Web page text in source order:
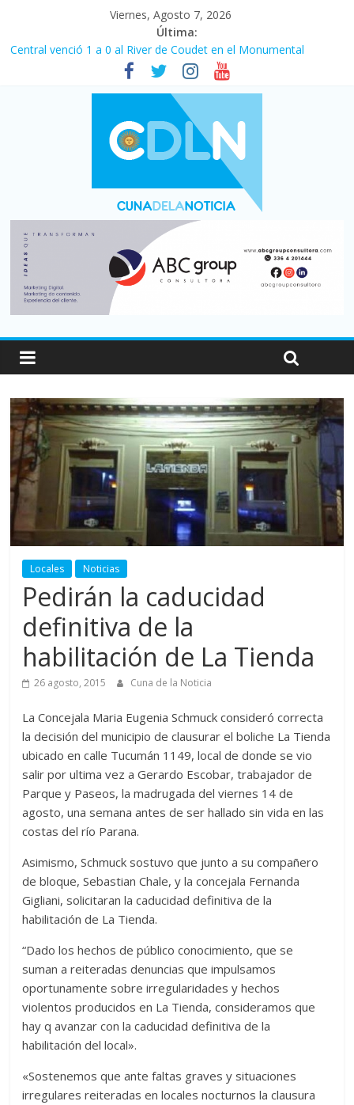
Viernes, Agosto 7, 2026
Última:
Fuerte caída de la venta de autos usados en julio: bajó un 12,6%
interanual
Central venció 1 a 0 al River de Coudet en el Monumental
La morosidad alcanzó su nivel más alto en dos décadas y ya
afecta a 400 mil deudores en Santa Fe
Desde que asumió Milei cerraron 41.000 kioscos: el sector
denuncia crisis como en 2001
Vacaciones de invierno con más movimiento y consumo
turístico: 4,6 millones de personas viajaron por el país, un 5,9%
Locales Noticias
Pedirán la caducidad
definitiva de la
habilitación de La Tienda
26 agosto, 2015 Cuna de la Noticia
La Concejala Maria Eugenia Schmuck consideró correcta
la decisión del municipio de clausurar el boliche La Tienda
ubicado en calle Tucumán 1149, local de donde se vio
salir por ultima vez a Gerardo Escobar, trabajador de
Parque y Paseos, la madrugada del viernes 14 de
agosto, una semana antes de ser hallado sin vida en las
costas del río Parana.
Asimismo, Schmuck sostuvo que junto a su compañero
de bloque, Sebastian Chale, y la concejala Fernanda
Gigliani, solicitaran la caducidad definitiva de la
habilitación de La Tienda.
“Dado los hechos de público conocimiento, que se
suman a reiteradas denuncias que impulsamos
oportunamente sobre irregularidades y hechos
violentos producidos en La Tienda, consideramos que
hay q avanzar con la caducidad definitiva de la
habilitación del local».
«Sostenemos que ante faltas graves y situaciones
irregulares reiteradas en locales nocturnos la clausura